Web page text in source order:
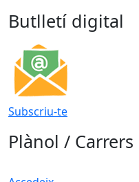
Butlletí digital
Subscriu-te
Plànol / Carrers